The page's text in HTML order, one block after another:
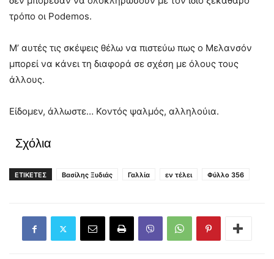
τρόπο οι Podemos.
Μ’ αυτές τις σκέψεις θέλω να πιστεύω πως ο Μελανσόν
μπορεί να κάνει τη διαφορά σε σχέση με όλους τους
άλλους.
Είδομεν, άλλωστε… Κοντός ψαλμός, αλληλούια.
Σχόλια
ΕΤΙΚΕΤΕΣ Βασίλης Ξυδιάς Γαλλία εν τέλει Φύλλο 356